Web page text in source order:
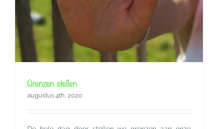
Grenzen stellen
augustus 4th, 2020